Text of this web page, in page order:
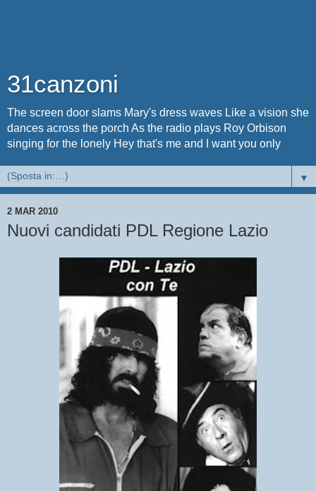
31canzoni
The screen door slams Mary's dress waves Like a vision she
dances across the porch As the radio plays Roy Orbison
singing for the lonely Hey that's me and I want you only
▼
2 MAR 2010
Nuovi candidati PDL Regione Lazio